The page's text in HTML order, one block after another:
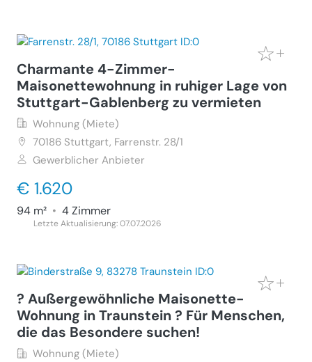
Charmante 4-Zimmer-
Maisonettewohnung in ruhiger Lage von
Stuttgart-Gablenberg zu vermieten
Wohnung (Miete)
70186 Stuttgart, Farrenstr. 28/1
Gewerblicher Anbieter
€ 1.620
94 m² • 4 Zimmer
Letzte Aktualisierung: 07.07.2026
? Außergewöhnliche Maisonette-
Wohnung in Traunstein ? Für Menschen,
die das Besondere suchen!
Wohnung (Miete)